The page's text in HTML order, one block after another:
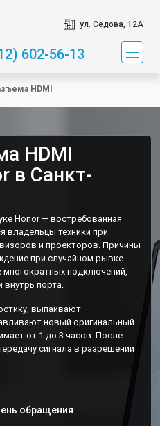
ул. Седова, 12А
602-56-13
HDMI
HDMI
в Санкт-
Honor — востребованная
владельцы техники при
и проекторов. Причины
при случайном рывке
многократных подключений,
внутрь порта.
выпаивают
новый оригинальный
от 1 до 3 часов. После
сигнала в разрешении
обращения